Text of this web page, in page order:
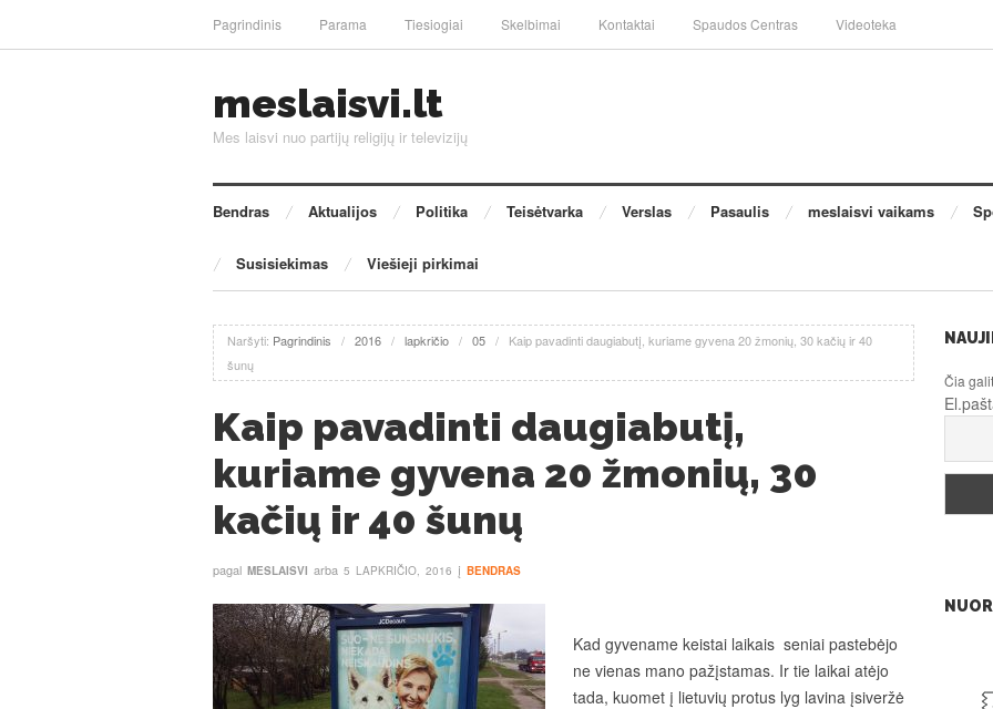
Pagrindinis Parama Tiesiogiai Skelbimai Kontaktai Spaudos Centras Videoteka
meslaisvi.lt
Mes laisvi nuo partijų religijų ir televizijų
Bendras Aktualijos Politika Teisėtvarka Verslas Pasaulis meslaisvi vaikams
Susisiekimas Viešieji pirkimai
Naršyti: Pagrindinis / 2016 / lapkričio / 05 /
Kaip pavadinti daugiabutį, kuriame gyvena 20 žmonių, 30 kačių ir 40
šunų
Kaip pavadinti daugiabutį,
kuriame gyvena 20 žmonių, 30
kačių ir 40 šunų
pagal MESLAISVI arba 5 LAPKRIČIO, 2016 į BENDRAS
Kad gyvename keistai laikais seniai pastebėjo
ne vienas mano pažįstamas. Ir tie laikai atėjo
tada, kuomet į lietuvių protus lyg lavina įsiveržė
Čia